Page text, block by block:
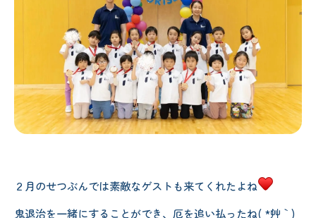
２月のせつぶんでは素敵なゲストも来てくれたよね
鬼退治を一緒にすることができ、厄を追い払ったね( *´艸｀)